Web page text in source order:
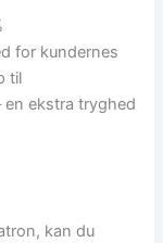
for kundernes
til
en ekstra tryghed
kan du